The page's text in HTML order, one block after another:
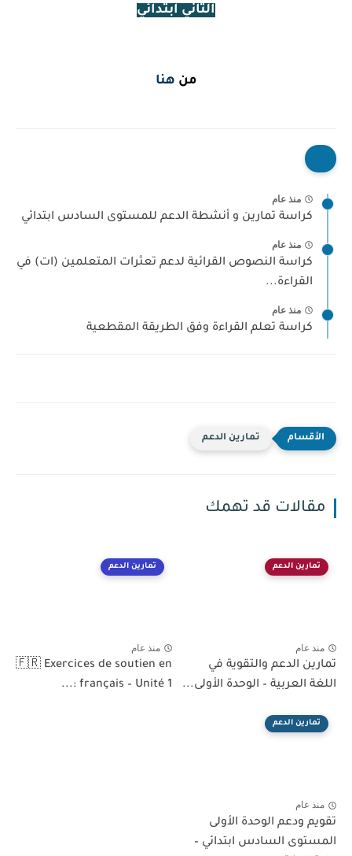
الثاني ابتدائي
من هنا
منذ عام
كراسة تمارين و أنشطة الدعم للمستوى السادس ابتدائي
منذ عام
كراسة النصوص القرائية لدعم تعثرات المتعلمين (ات) في
القراءة...
منذ عام
كراسة تعلم القراءة وفق الطريقة المقطعية
تمارين الدعم
مقالات قد تهمك
تمارين الدعم
منذ عام
تمارين الدعم والتقوية في
اللغة العربية – الوحدة الأولى...
تمارين الدعم
منذ عام
🇫🇷 Exercices de soutien en
français – Unité 1 :...
تمارين الدعم
منذ عام
تقويم ودعم الوحدة الأولى
المستوى السادس ابتدائي –